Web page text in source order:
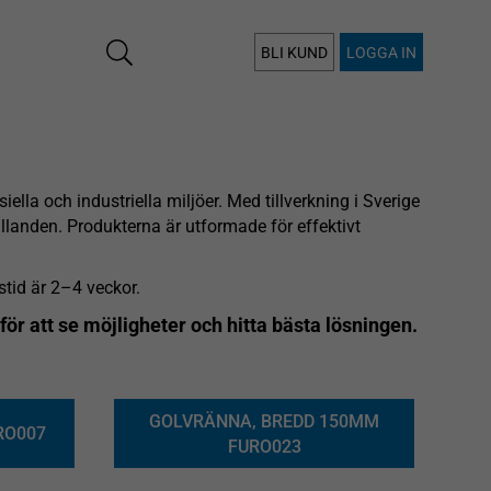
BLI KUND LOGGA IN
och industriella miljöer. Med tillverkning i Sverige
Produkterna är utformade för effektivt
är 2–4 veckor.
att se möjligheter och hitta bästa lösningen.
GOLVRÄNNA, BREDD 150MM
FURO023